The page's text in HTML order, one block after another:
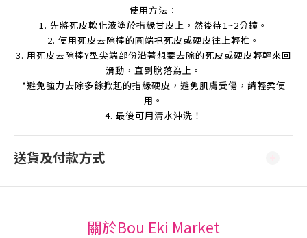
使用方法：
1. 先將死皮軟化液塗於指緣甘皮上，然後待1~2分鐘。
2. 使用死皮去除棒的圓端把死皮或硬皮往上輕推。
3. 用死皮去除棒Y型尖端部份沿著想要去除的死皮或硬皮輕輕來回
滑動，直到脫落為止。
*避免強力去除多餘掀起的指緣硬皮 ，避免肌膚受傷，請輕柔使
用。
4. 最後可用清水沖洗 ！
送貨及付款方式
關於Bou Eki Market